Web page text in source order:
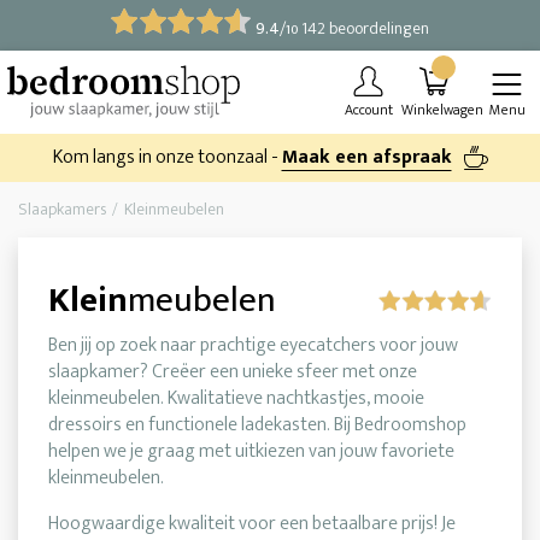
9.4/10 142 beoordelingen
Account Winkelwagen Menu
Kom langs in onze toonzaal -Maak een afspraak
Slaapkamers Kleinmeubelen
Kleinmeubelen
Ben jij op zoek naar prachtige eyecatchers voor jouw
slaapkamer? Creëer een unieke sfeer met onze
kleinmeubelen. Kwalitatieve nachtkastjes, mooie
dressoirs en functionele ladekasten. Bij Bedroomshop
helpen we je graag met uitkiezen van jouw favoriete
kleinmeubelen.
Hoogwaardige kwaliteit voor een betaalbare prijs! Je